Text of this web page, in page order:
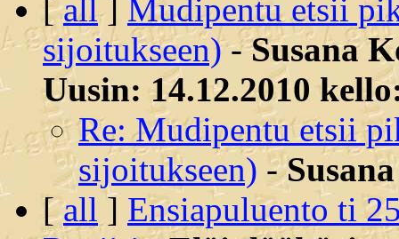
[all] Mudipentu etsii
sijoitukseen)-Susana
Uusin: 14.12.2010
Re: Mudipentu etsii
sijoitukseen) -
[all ] Ensiapuluento ti